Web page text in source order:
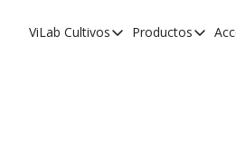
ViLab Cultivos
Cultivos
Productos